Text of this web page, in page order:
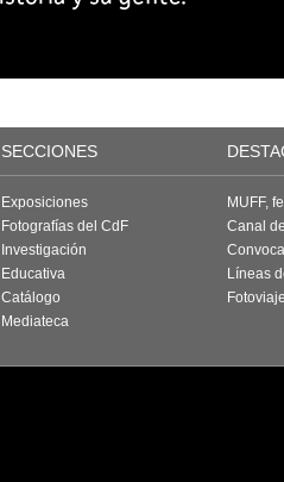
SECCIONES
Exposiciones
Fotografías del CdF
Investigación
Educativa
Catálogo
Mediateca
MUFF,
Canal
Líneas